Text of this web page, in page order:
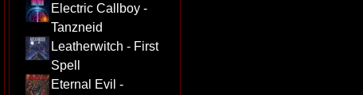
Electric Callboy -
Tanzneid
Leatherwitch - First
Spell
Eternal Evil -